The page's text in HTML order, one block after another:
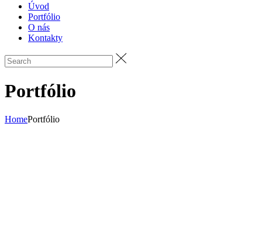
Úvod
Portfólio
O nás
Kontakty
Portfólio
HomePortfólio